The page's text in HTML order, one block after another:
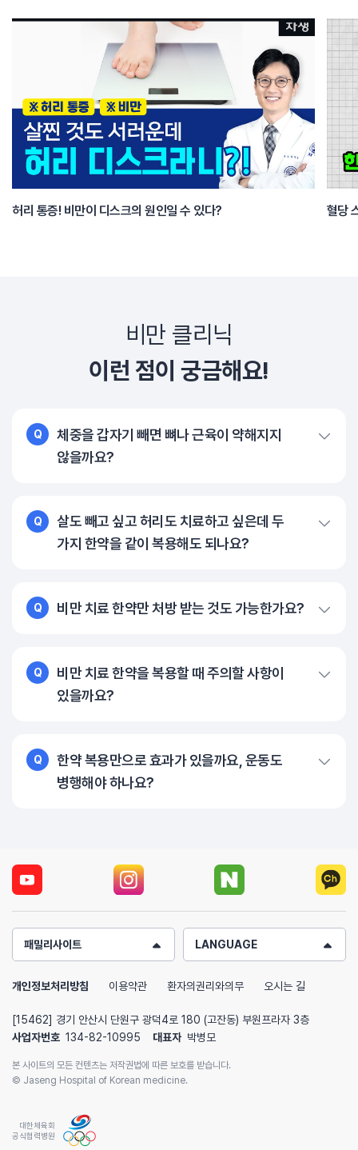
허리 통증! 비만이 디스크의 원인일 수 있다? 혈당
비만 클리닉
이런 점이 궁금해요!
Q
체중을 갑자기 빼면 뼈나 근육이 약해지지
않을까요?
Q
살도 빼고 싶고 허리도 치료하고 싶은데 두
가지 한약을 같이 복용해도 되나요?
Q 비만 치료 한약만 처방 받는 것도 가능한가요?
Q
비만 치료 한약을 복용할 때 주의할 사항이
있을까요?
Q
한약 복용만으로 효과가 있을까요, 운동도
병행해야 하나요?
패밀리사이트 LANGUAGE
개인정보처리방침 이용약관 환자의권리와의무 오시는 길
[15462] 경기 안산시 단원구 광덕4로 180 (고잔동) 부원프라자 3층
사업자번호 134-82-10995 대표자 박병모
본 사이트의 모든 컨텐츠는 저작권법에 따른 보호를 받습니다.
© Jaseng Hospital of Korean medicine.
대한체육회
공식협력병원